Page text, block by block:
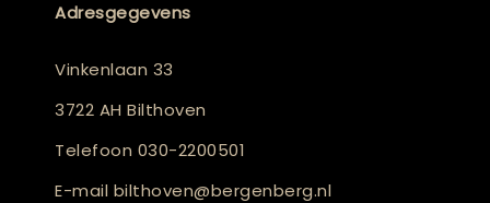
Adresgegevens
Vinkenlaan 33
3722 AH Bilthoven
Telefoon 030-2200501
E-mail bilthoven@bergenberg.nl